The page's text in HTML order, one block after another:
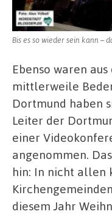
Bis es so wieder sein kann –
Ebenso waren
mittlerweile
Dortmund haben
Leiter der
einer
angenommen.
hin: In nicht allen
diesem Jahr